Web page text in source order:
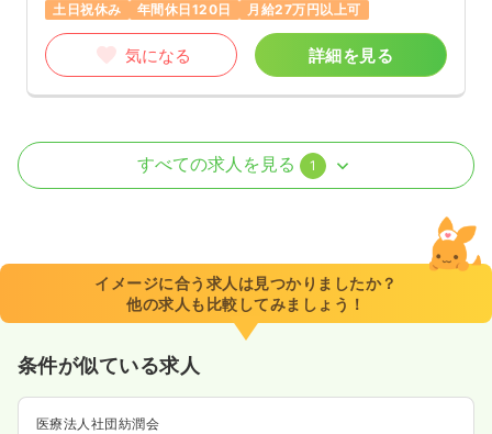
土日祝休み
年間休日120日 月給27万円以上可
気になる 詳細を見る
介護・福祉系正・准看護師 デイケア・デイサービス
8:00～17:00
担当業務未経験可 時給1,700円以上可
気になる
すべての求人を見る 1
イメージに合う求人は見つかりましたか？
他の求人も比較してみましょう！
条件が似ている求人
医療法人社団紡潤会